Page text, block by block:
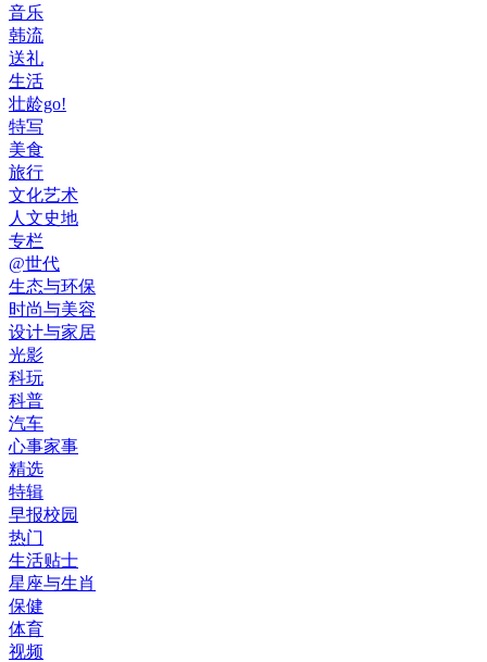
音乐
韩流
送礼
生活
壮龄go!
特写
美食
旅行
文化艺术
人文史地
专栏
@世代
生态与环保
时尚与美容
设计与家居
光影
科玩
科普
汽车
心事家事
精选
特辑
早报校园
热门
生活贴士
星座与生肖
保健
体育
视频